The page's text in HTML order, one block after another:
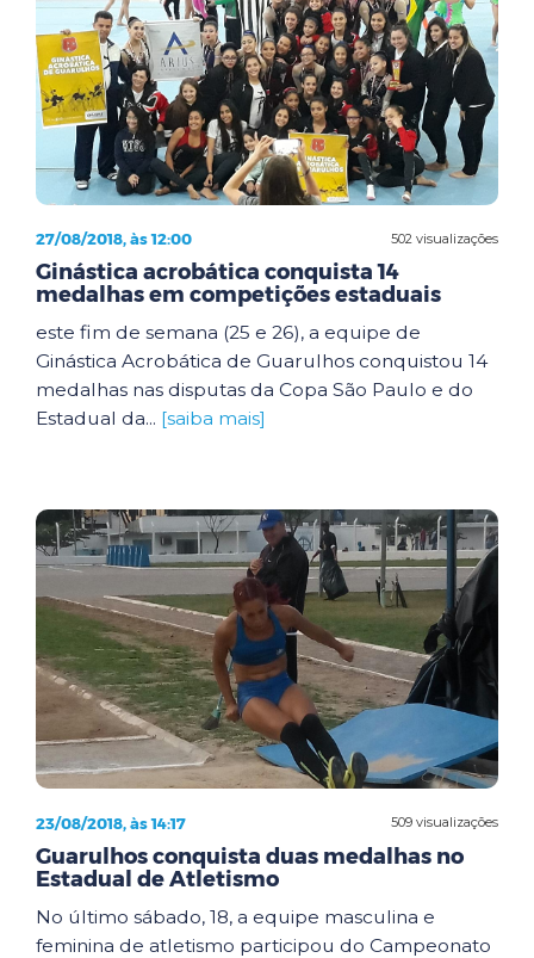
502 visualizações
27/08/2018, às 12:00
Ginástica acrobática conquista 14
medalhas em competições estaduais
este fim de semana (25 e 26), a equipe de
Ginástica Acrobática de Guarulhos conquistou 14
medalhas nas disputas da Copa São Paulo e do
Estadual da... [saiba mais]
509 visualizações
23/08/2018, às 14:17
Guarulhos conquista duas medalhas no
Estadual de Atletismo
No último sábado, 18, a equipe masculina e
feminina de atletismo participou do Campeonato